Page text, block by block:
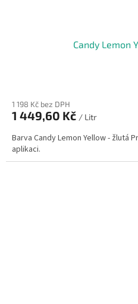
Candy Lemon
1 198 Kč bez DPH
1 449,60 Kč / Litr
Barva Candy Lemon Yellow - žlutá
aplikaci.